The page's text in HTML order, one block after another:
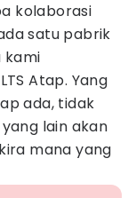
kolaborasi
satu pabrik
kami
Atap. Yang
ada, tidak
lain akan
mana yang